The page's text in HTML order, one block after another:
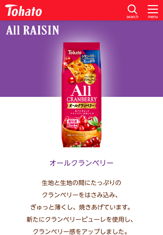
オールクランベリー
生地と生地の間にたっぷりの
クランベリーをはさみ込み、
ぎゅっと薄くし、焼きあげています。
新たにクランベリーピューレを使用し、
クランベリー感をアップしました。